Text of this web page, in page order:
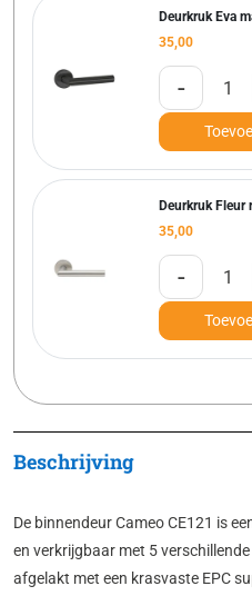
Deurkruk Eva
35,00
-
Deurkruk Fleur
35,00
-
Beschrijving
De binnendeur Cameo CE121 is
en verkrijgbaar met 5
afgelakt met een krasvaste EPC